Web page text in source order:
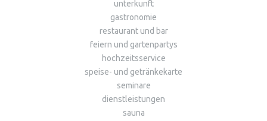
unterkunft
gastronomie
restaurant und bar
feiern und gartenpartys
hochzeitsservice
speise- und getränkekarte
seminare
dienstleistungen
sauna